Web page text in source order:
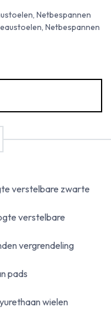
Netbespannen
Netbespannen
verstelbare zwarte
verstelbare
vergrendeling
pads
wielen